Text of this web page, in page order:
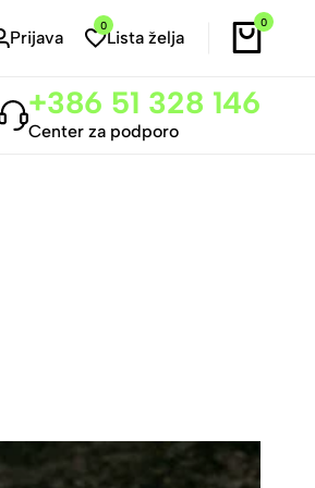
Prijava
0
Lista želja
0
+386 51 328 146
Center za podporo